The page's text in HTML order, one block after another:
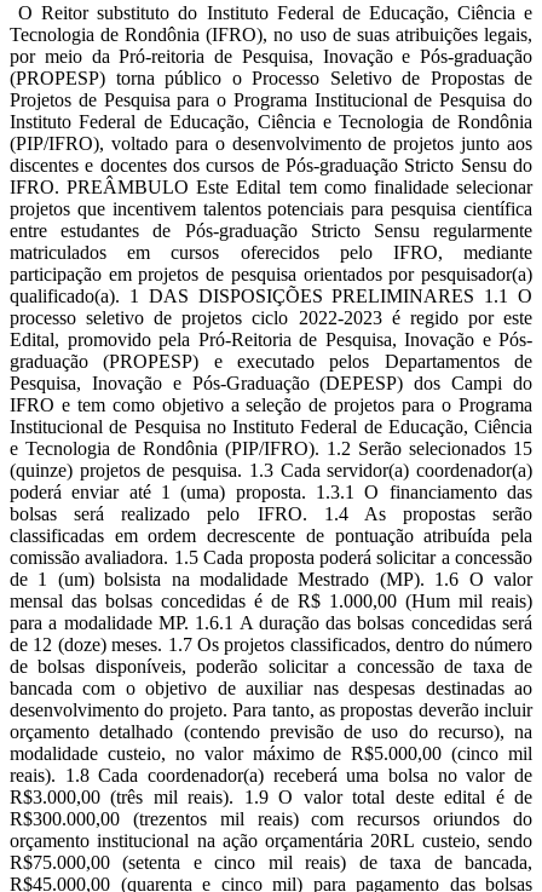
O Reitor substituto do Instituto Federal de Educação, Ciência e
Tecnologia de Rondônia (IFRO), no uso de suas atribuições legais,
por meio da Pró-reitoria de Pesquisa, Inovação e Pós-graduação
(PROPESP) torna público o Processo Seletivo de Propostas de
Projetos de Pesquisa para o Programa Institucional de Pesquisa do
Instituto Federal de Educação, Ciência e Tecnologia de Rondônia
(PIP/IFRO), voltado para o desenvolvimento de projetos junto aos
discentes e docentes dos cursos de Pós-graduação Stricto Sensu do
IFRO. PREÂMBULO Este Edital tem como finalidade selecionar
projetos que incentivem talentos potenciais para pesquisa científica
entre estudantes de Pós-graduação Stricto Sensu regularmente
matriculados em cursos oferecidos pelo IFRO, mediante
participação em projetos de pesquisa orientados por pesquisador(a)
qualificado(a). 1 DAS DISPOSIÇÕES PRELIMINARES 1.1 O
processo seletivo de projetos ciclo 2022-2023 é regido por este
Edital, promovido pela Pró-Reitoria de Pesquisa, Inovação e Pós-
graduação (PROPESP) e executado pelos Departamentos de
Pesquisa, Inovação e Pós-Graduação (DEPESP) dos Campi do
IFRO e tem como objetivo a seleção de projetos para o Programa
Institucional de Pesquisa no Instituto Federal de Educação, Ciência
e Tecnologia de Rondônia (PIP/IFRO). 1.2 Serão selecionados 15
(quinze) projetos de pesquisa. 1.3 Cada servidor(a) coordenador(a)
poderá enviar até 1 (uma) proposta. 1.3.1 O financiamento das
bolsas será realizado pelo IFRO. 1.4 As propostas serão
classificadas em ordem decrescente de pontuação atribuída pela
comissão avaliadora. 1.5 Cada proposta poderá solicitar a concessão
de 1 (um) bolsista na modalidade Mestrado (MP). 1.6 O valor
mensal das bolsas concedidas é de R$ 1.000,00 (Hum mil reais)
para a modalidade MP. 1.6.1 A duração das bolsas concedidas será
de 12 (doze) meses. 1.7 Os projetos classificados, dentro do número
de bolsas disponíveis, poderão solicitar a concessão de taxa de
bancada com o objetivo de auxiliar nas despesas destinadas ao
desenvolvimento do projeto. Para tanto, as propostas deverão incluir
orçamento detalhado (contendo previsão de uso do recurso), na
modalidade custeio, no valor máximo de R$5.000,00 (cinco mil
reais). 1.8 Cada coordenador(a) receberá uma bolsa no valor de
R$3.000,00 (três mil reais). 1.9 O valor total deste edital é de
R$300.000,00 (trezentos mil reais) com recursos oriundos do
orçamento institucional na ação orçamentária 20RL custeio, sendo
R$75.000,00 (setenta e cinco mil reais) de taxa de bancada,
R$45.000,00 (quarenta e cinco mil) para pagamento das bolsas